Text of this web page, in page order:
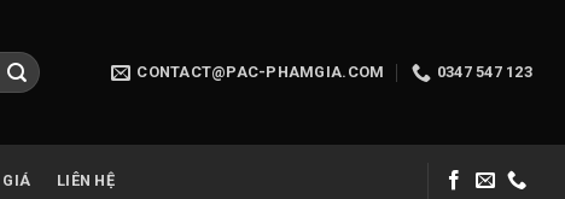
CONTACT@PAC-PHAMGIA.COM 0347 547 123
GIÁ LIÊN HỆ